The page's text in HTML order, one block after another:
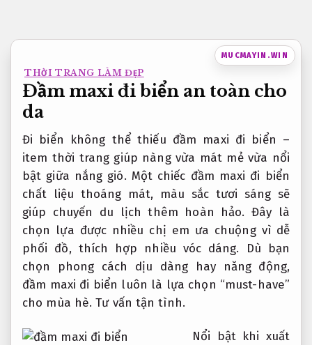
nội
MUCMAYIN.WIN
THỜI TRANG LÀM ĐẸP
Đầm maxi đi biển an toàn cho
da
Đi biển không thể thiếu đầm maxi đi biển –
item thời trang giúp nàng vừa mát mẻ vừa nổi
bật giữa nắng gió. Một chiếc đầm maxi đi biển
chất liệu thoáng mát, màu sắc tươi sáng sẽ
giúp chuyến du lịch thêm hoàn hảo. Đây là
chọn lựa được nhiều chị em ưa chuộng vì dễ
phối đồ, thích hợp nhiều vóc dáng. Dù bạn
chọn phong cách dịu dàng hay năng động,
đầm maxi đi biển luôn là lựa chọn “must-have”
cho mùa hè.Tư vấn tận tình.
Nổi bật khi xuất